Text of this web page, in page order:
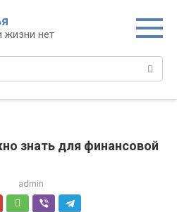
жизни нет
знать для финансовой
admin